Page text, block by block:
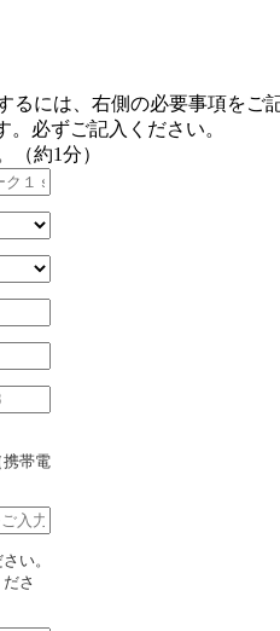
るには、右側の必要事項を
必ずご記入ください。
（約1分）
帯電
い。
さ